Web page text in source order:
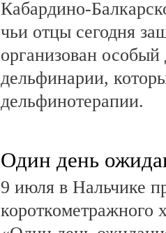
Кабардино-
чьи отцы сегодня
организован
дельфинарии,
дельфинотерапии.
Один день
9 июля в Нальчике
короткометражного